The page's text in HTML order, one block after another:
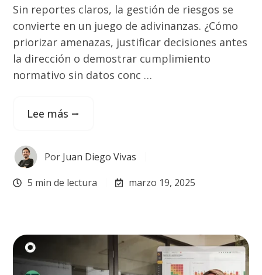
Sin reportes claros, la gestión de riesgos se
convierte en un juego de adivinanzas. ¿Cómo
priorizar amenazas, justificar decisiones antes
la dirección o demostrar cumplimiento
normativo sin datos conc …
Lee más ⭢
Por Juan Diego Vivas
5 min de lectura marzo 19, 2025